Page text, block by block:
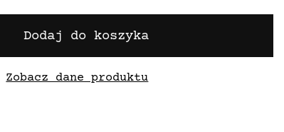
Dodaj do koszyka
Zobacz dane produktu